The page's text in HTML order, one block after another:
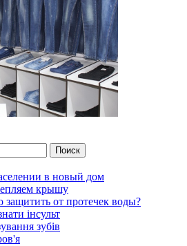
в новый дом
крышу
от протечек воды?
інсульт
зубів